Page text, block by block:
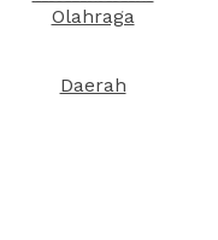
Olahraga
Daerah